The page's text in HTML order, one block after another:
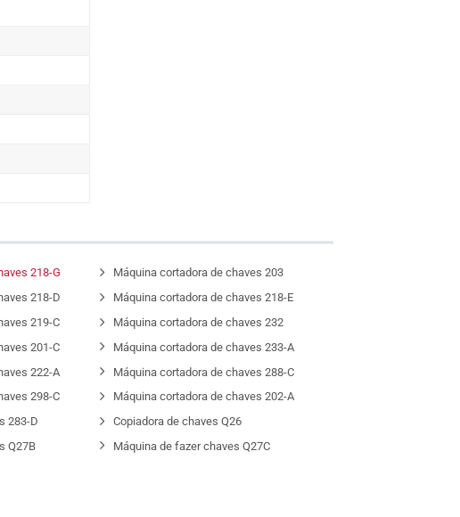
218-G
Máquina cortadora de chaves 203
218-D
Máquina cortadora de chaves 218-E
219-C
Máquina cortadora de chaves 232
201-C
Máquina cortadora de chaves 233-A
222-A
Máquina cortadora de chaves 288-C
298-C
Máquina cortadora de chaves 202-A
283-D
Copiadora de chaves Q26
Q27B
Máquina de fazer chaves Q27C